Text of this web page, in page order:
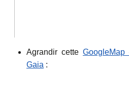
Agrandir cette
Gaia :